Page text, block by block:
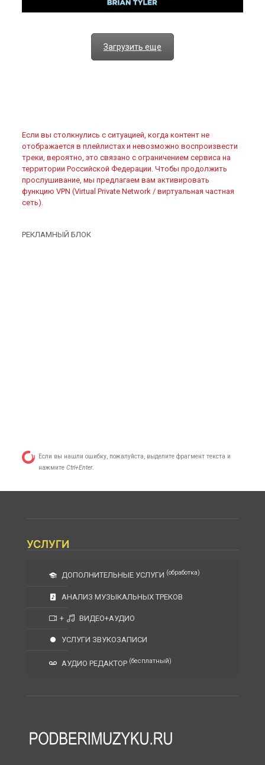
Загрузить еще
Если вы столкнулись с ситуацией, когда контент не
отображается в плейлистах и невозможно воспроизвести
треки, вероятно, это связано с ограничением сервиса на
территории Российской Федерации. Чтобы продолжить
прослушивание, мы предлагаем вам активировать
функцию VPN (Virtual Private Network / виртуальная частная
сеть).
РЕКЛАМНЫЙ БЛОК
Если вы нашли ошибку, пожалуйста, выделите фрагмент текста и
нажмите Ctrl+Enter.
УСЛУГИ
ДОПОЛНИТЕЛЬНЫЕ УСЛУГИ (обработка)
АНАЛИЗ МУЗЫКАЛЬНЫХ ТРЕКОВ
+ ВИДЕО+АУДИО
УСЛУГИ ЗВУКОЗАПИСИ
АУДИО РЕДАКТОР (бесплатный)